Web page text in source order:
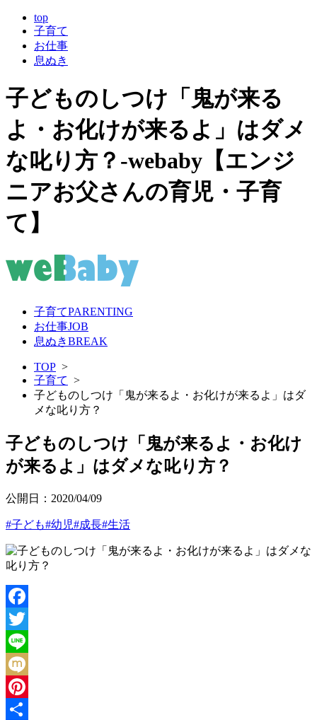
top
子育て
お仕事
息ぬき
子どものしつけ「鬼が来る
よ・お化けが来るよ」はダメ
な叱り方？-webaby【エンジ
ニアお父さんの育児・子育
て】
子育てPARENTING
お仕事JOB
息ぬきBREAK
TOP >
子育て >
子どものしつけ「鬼が来るよ・お化けが来るよ」はダ
メな叱り方？
子どものしつけ「鬼が来るよ・お化け
が来るよ」はダメな叱り方？
公開日： 2020/04/09
#子ども#幼児#成長#生活
Facebook
Twitter
Line
Mixi
Pinterest